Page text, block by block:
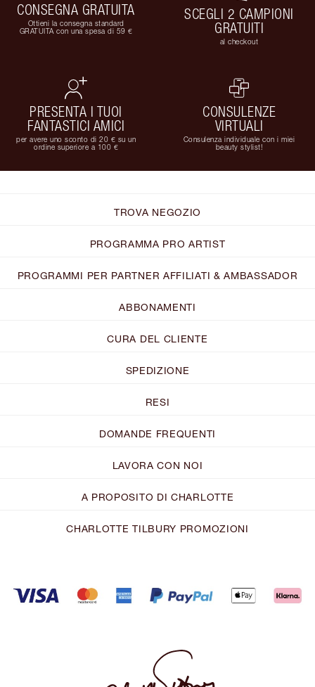
CONSEGNA GRATUITA
Ottieni la consegna standard
GRATUITA con una spesa di 59 €
SCEGLI 2 CAMPIONI
GRATUITI
al checkout
PRESENTA I TUOI
FANTASTICI AMICI
per avere uno sconto di 20 € su un
ordine superiore a 100 €
CONSULENZE
VIRTUALI
Consulenza individuale con i miei
beauty stylist!
TROVA NEGOZIO
PROGRAMMA PRO ARTIST
PROGRAMMI PER PARTNER AFFILIATI & AMBASSADOR
ABBONAMENTI
CURA DEL CLIENTE
SPEDIZIONE
RESI
DOMANDE FREQUENTI
LAVORA CON NOI
A PROPOSITO DI CHARLOTTE
CHARLOTTE TILBURY PROMOZIONI